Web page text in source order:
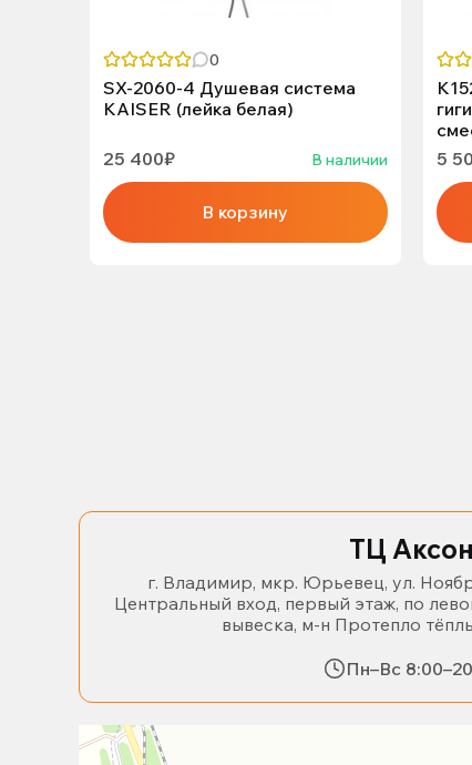
0
SX-2060-4 Душевая система
KAISER (лейка белая)
25 400₽ В наличии
В корзину
5
ТЦ Аксон
г. Владимир, мкр. Юрьевец, ул.
Центральный вход, первый этаж, по
вывеска, м-н Протепло
Пн–Вс